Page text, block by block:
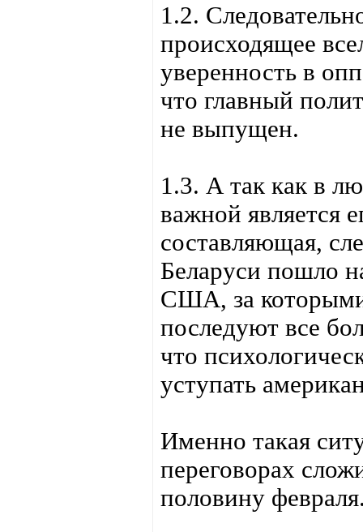
1.2.
происходящее
уверенность в
что главный
не выпущен.
1.3. А так как в
важной является
составляющая,
Беларуси пошло
США, за
последуют все
что
уступать
Именно такая
переговорах
половину